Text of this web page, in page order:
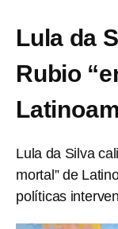
Lula da
Rubio
Lula da Silva
mortal” de
políticas